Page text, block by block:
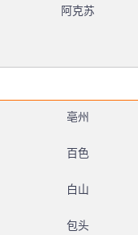
阿克苏
亳州
百色
白山
包头